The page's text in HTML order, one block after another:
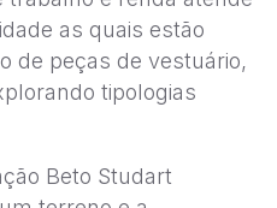
as quais estão
de peças de vestuário,
tipologias
Beto Studart